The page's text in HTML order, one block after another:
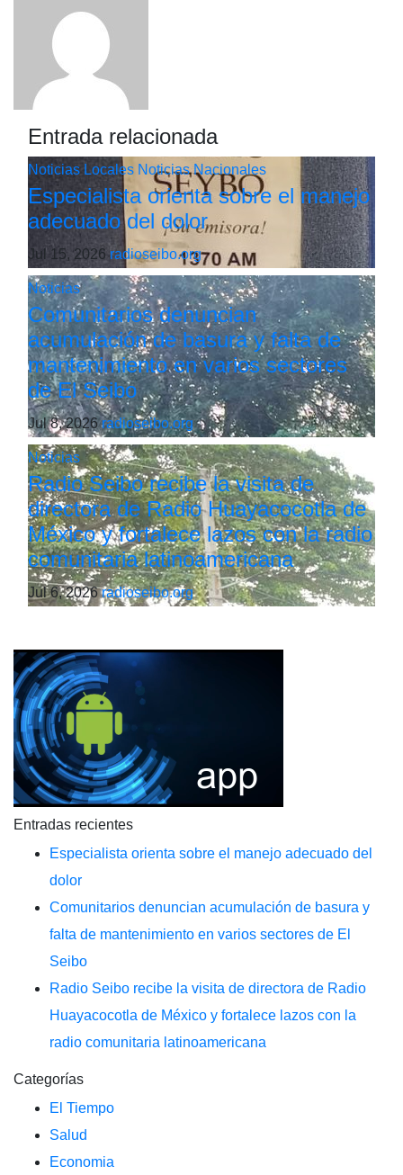
Entrada relacionada
Noticias Locales Noticias Nacionales
Especialista orienta sobre el manejo
adecuado del dolor
Jul 15, 2026radioseibo.org
Noticias
Comunitarios denuncian
acumulación de basura y falta de
mantenimiento en varios sectores
de El Seibo
Jul 8, 2026radioseibo.org
Noticias
Radio Seibo recibe la visita de
directora de Radio Huayacocotla de
México y fortalece lazos con la radio
comunitaria latinoamericana
Jul 6, 2026radioseibo.org
Entradas recientes
Especialista orienta sobre el manejo adecuado del
dolor
Comunitarios denuncian acumulación de basura y
falta de mantenimiento en varios sectores de El
Seibo
Radio Seibo recibe la visita de directora de Radio
Huayacocotla de México y fortalece lazos con la
radio comunitaria latinoamericana
Categorías
El Tiempo
Salud
Economia